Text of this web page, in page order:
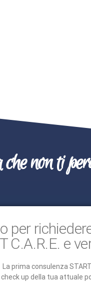
non ti
per
C.A.R.E. e
La prima consulenza
up della tua attuale